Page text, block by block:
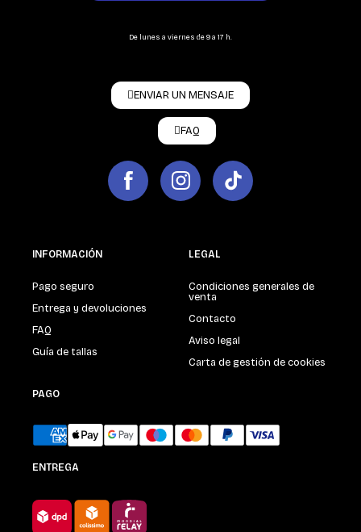
De lunes a viernes de 9 a 17 h.
ENVIAR UN MENSAJE
FAQ
INFORMACIÓN
Pago seguro
Entrega y devoluciones
FAQ
Guía de tallas
LEGAL
Condiciones generales de
venta
Contacto
Aviso legal
Carta de gestión de cookies
PAGO
ENTREGA